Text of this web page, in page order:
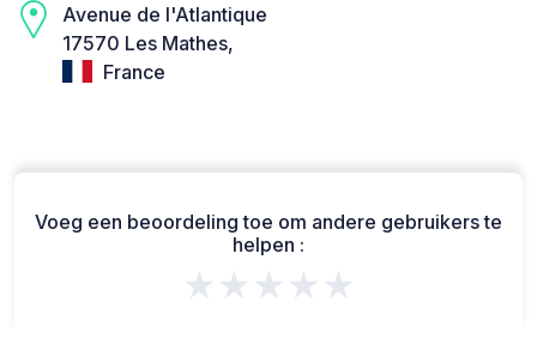
Avenue de l'Atlantique
17570 Les Mathes,
France
Voeg een beoordeling toe om andere gebruikers te
helpen :
★★★★★